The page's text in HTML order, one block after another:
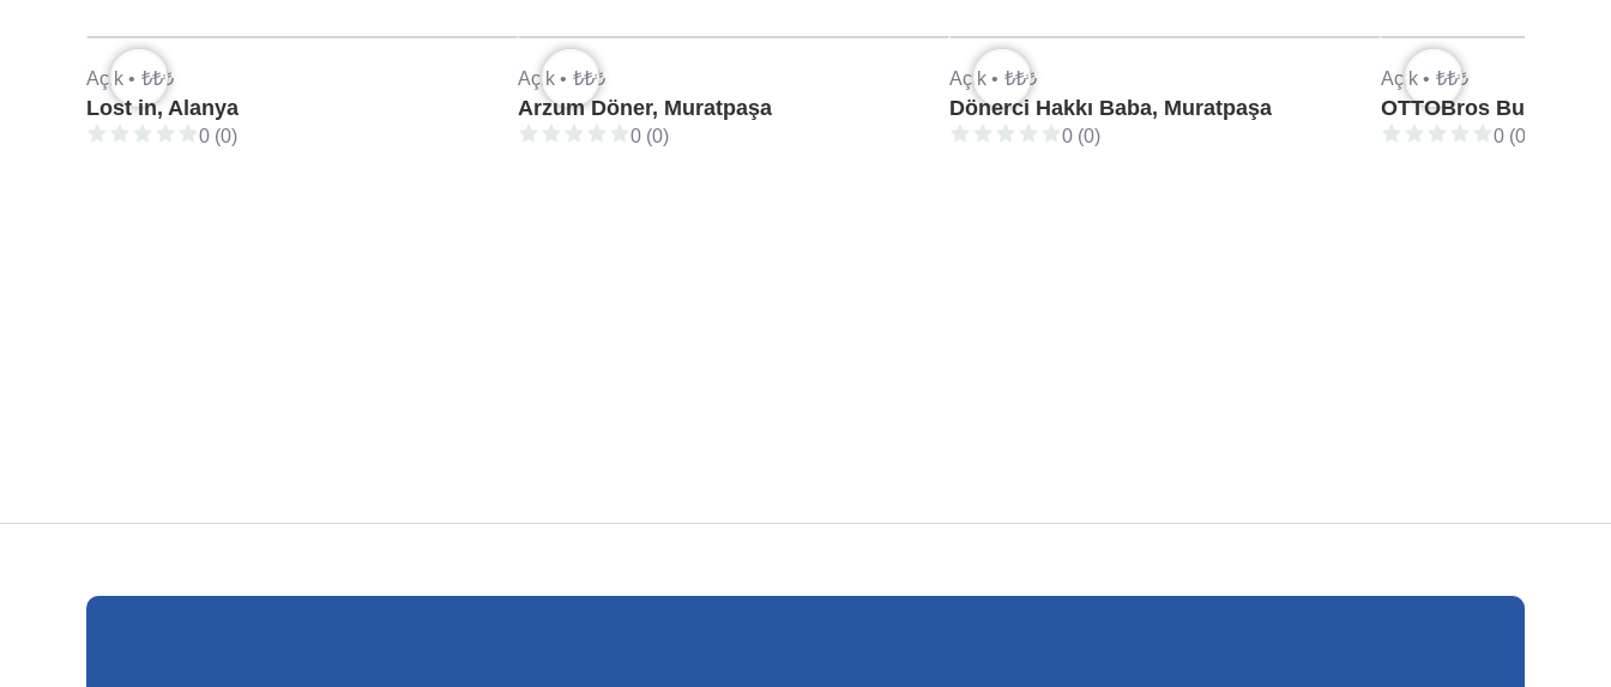
Açık • ₺₺₺
Lost in, Alanya
0 (0)
Açık • ₺₺₺
Arzum Döner, Muratpaşa
0 (0)
Açık • ₺₺₺
Dönerci Hakkı Baba, Muratpaşa
0 (0)
Açık • ₺₺₺
OTTOBros Burger &
0 (0)